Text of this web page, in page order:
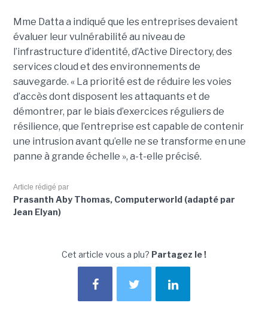
Mme Datta a indiqué que les entreprises devaient
évaluer leur vulnérabilité au niveau de
l’infrastructure d’identité, d’Active Directory, des
services cloud et des environnements de
sauvegarde. « La priorité est de réduire les voies
d’accès dont disposent les attaquants et de
démontrer, par le biais d’exercices réguliers de
résilience, que l’entreprise est capable de contenir
une intrusion avant qu’elle ne se transforme en une
panne à grande échelle », a-t-elle précisé.
Article rédigé par
Prasanth Aby Thomas, Computerworld (adapté par
Jean Elyan)
Cet article vous a plu? Partagez le !